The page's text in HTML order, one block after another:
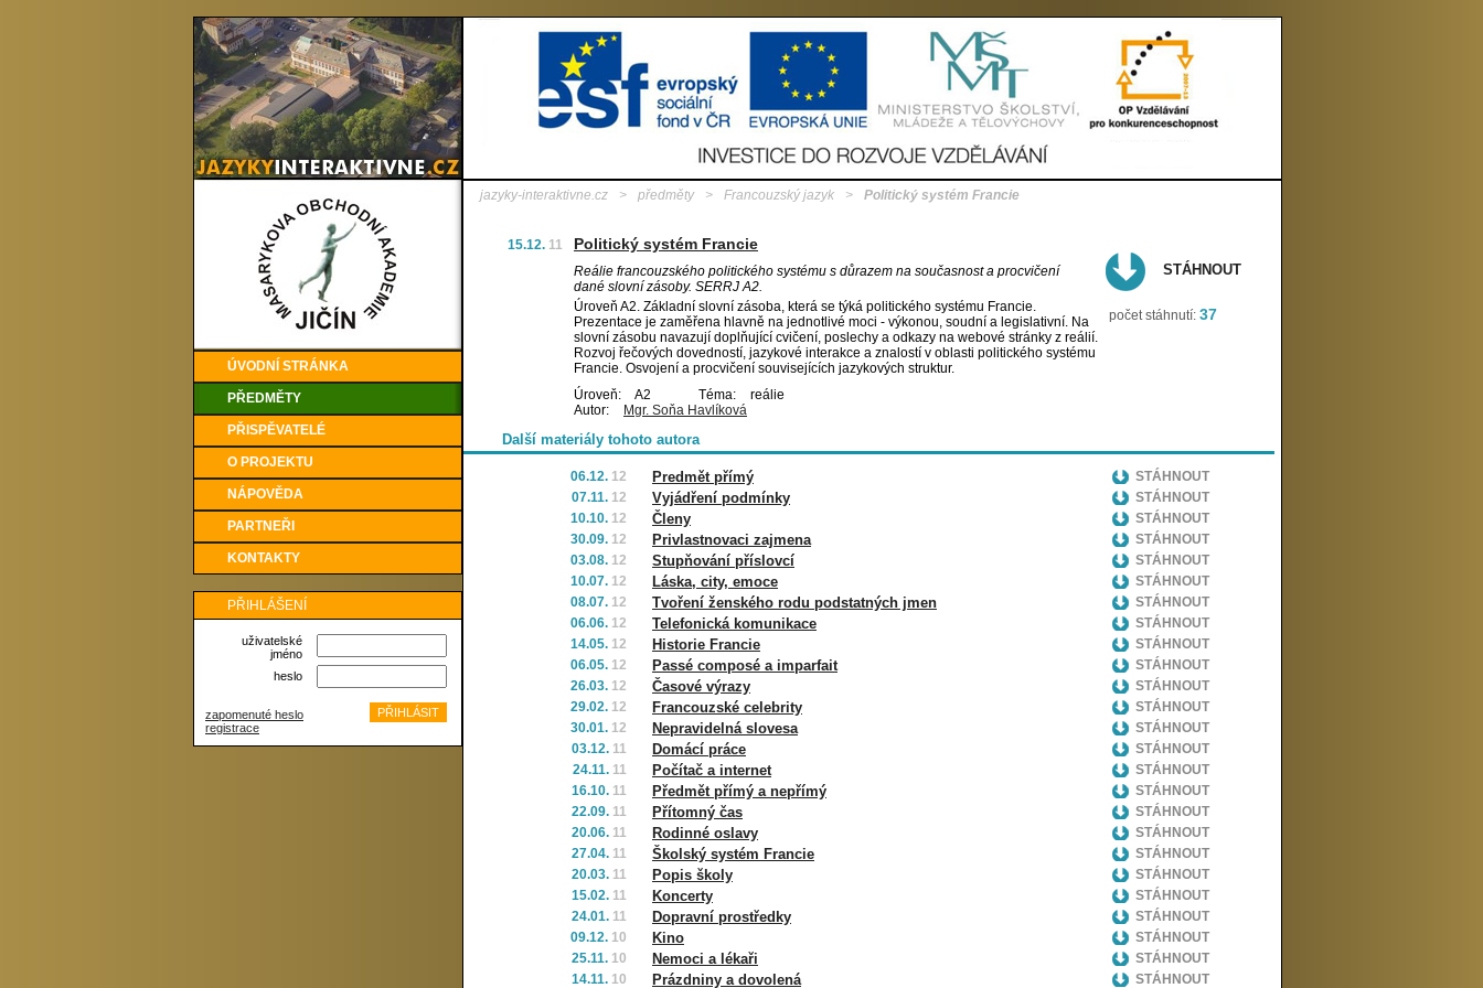
ÚVODNÍ STRÁNKA
PŘEDMĚTY
PŘISPĚVATELÉ
O PROJEKTU
NÁPOVĚDA
PARTNEŘI
KONTAKTY
PŘIHLÁŠENÍ
uživatelské
jméno
heslo
zapomenuté heslo
registrace
jazyky-interaktivne.cz > předměty > Francouzský jazyk > Politický systém Francie
15.12. 11 Politický systém Francie
Reálie francouzského politického systému s důrazem na současnost a procvičení
dané slovní zásoby. SERRJ A2.
Úroveň A2. Základní slovní zásoba, která se týká politického systému Francie.
Prezentace je zaměřena hlavně na jednotlivé moci - výkonou, soudní a legislativní. Na
slovní zásobu navazují doplňující cvičení, poslechy a odkazy na webové stránky z reálií.
Rozvoj řečových dovedností, jazykové interakce a znalostí v oblasti politického systému
Francie. Osvojení a procvičení souvisejících jazykových struktur.
Úroveň:
A2 Téma:
reálie
Autor:
Mgr. Soňa Havlíková
STÁHNOUT
počet stáhnutí: 37
Další materiály tohoto autora
06.12. 12 Predmět přímý
STÁHNOUT
07.11. 12 Vyjádření podmínky
STÁHNOUT
10.10. 12 Členy
STÁHNOUT
30.09. 12 Privlastnovaci zajmena
STÁHNOUT
03.08. 12 Stupňování příslovcí
STÁHNOUT
10.07. 12 Láska, city, emoce
STÁHNOUT
08.07. 12 Tvoření ženského rodu podstatných jmen
STÁHNOUT
06.06. 12 Telefonická komunikace
STÁHNOUT
14.05. 12 Historie Francie
STÁHNOUT
06.05. 12 Passé composé a imparfait
STÁHNOUT
26.03. 12 Časové výrazy
STÁHNOUT
29.02. 12 Francouzské celebrity
STÁHNOUT
30.01. 12 Nepravidelná slovesa
STÁHNOUT
03.12. 11 Domácí práce
STÁHNOUT
24.11. 11 Počítač a internet
STÁHNOUT
16.10. 11 Předmět přímý a nepřímý
STÁHNOUT
22.09. 11 Přítomný čas
STÁHNOUT
20.06. 11 Rodinné oslavy
STÁHNOUT
27.04. 11 Školský systém Francie
STÁHNOUT
20.03. 11 Popis školy
STÁHNOUT
15.02. 11 Koncerty
STÁHNOUT
24.01. 11 Dopravní prostředky
STÁHNOUT
09.12. 10 Kino
STÁHNOUT
25.11. 10 Nemoci a lékaři
STÁHNOUT
14.11. 10 Prázdniny a dovolená STÁHNOUT